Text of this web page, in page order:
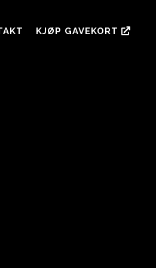
KJØP GAVEKORT